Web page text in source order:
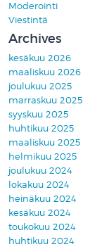
Moderointi
Viestintä
Archives
kesäkuu 2026
maaliskuu 2026
joulukuu 2025
marraskuu 2025
syyskuu 2025
huhtikuu 2025
maaliskuu 2025
helmikuu 2025
joulukuu 2024
lokakuu 2024
heinäkuu 2024
kesäkuu 2024
toukokuu 2024
huhtikuu 2024